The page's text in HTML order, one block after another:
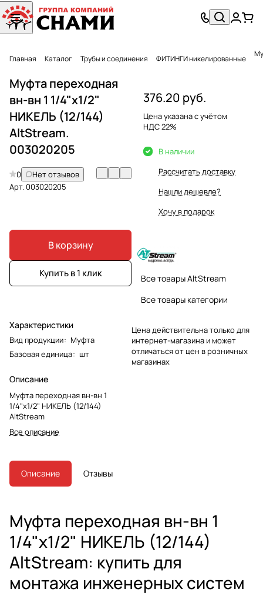
Главная Каталог Трубы и соединения ФИТИНГИ никелированные
Муфта переходная
вн-вн 1 1/4"x1/2"
НИКЕЛЬ (12/144)
AltStream.
003020205
0
Нет отзывов
Арт.003020205
В корзину
Купить в 1 клик
Характеристики
Вид продукции: Муфта
Базовая единица: шт
Описание
Муфта переходная вн-вн 1
1/4"x1/2" НИКЕЛЬ (12/144)
AltStream
Все описание
376.20 руб.
Цена указана с учётом
НДС 22%
В наличии
Рассчитать доставку
Нашли дешевле?
Хочу в подарок
Все товары AltStream
Все товары категории
Цена действительна только для
интернет-магазина и может
отличаться от цен в розничных
магазинах
Описание Отзывы
Муфта переходная вн-вн 1
1/4"x1/2" НИКЕЛЬ (12/144)
AltStream: купить для
монтажа инженерных систем